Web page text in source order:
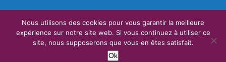
CONCEPTIONVETOONLINE| TOUS DROITS RÉSERVÉS |MENTIONS
CONDITIONS GÉNÉRALES DE FONCTIONNEMENT
Nous utilisons des cookies pour vous garantir la meilleure
expérience sur notre site web. Si vous continuez à utiliser ce
site, nous supposerons que vous en êtes satisfait.
Ok